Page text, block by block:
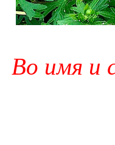
Во имя и